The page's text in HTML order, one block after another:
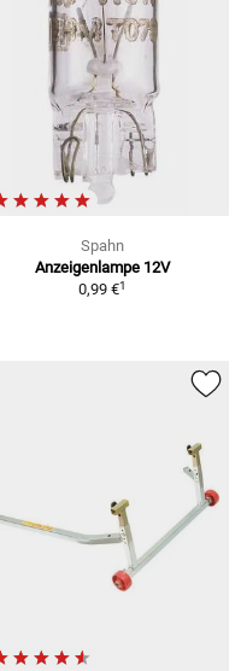
Spahn
Anzeigenlampe 12V
0,99 €1